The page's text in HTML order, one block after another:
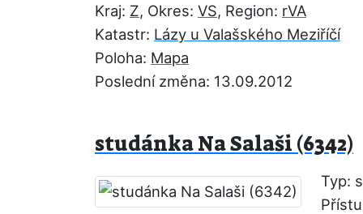
Kraj: Z, Okres: VS, Region: rVA
Katastr: Lázy u Valašského Meziříčí
Poloha: Mapa
Poslední změna: 13.09.2012
studánka Na Salaši (6342)
Typ: